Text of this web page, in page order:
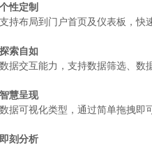
性定制
持布局到门户首页及仪表板，快
索自如
据交互能力，支持数据筛选、数
慧呈现
据可视化类型，通过简单拖拽即
刻分析